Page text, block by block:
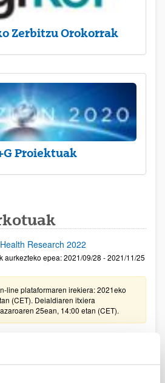
Zerbitzu Orokorrak
Proiektuak
Research 2022
aurkezteko epea: 2021/09/28 - 2021/11/25
line plataformaren irekiera: 2021eko
(CET). Deialdiaren itxiera
25ean, 14:00 etan (CET).
DEIALDIA,
KUDEAKETAREN ARLOKO
ETA PROIEKTUAK LAGUNTZEKO